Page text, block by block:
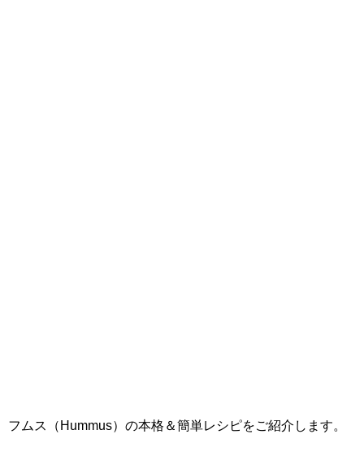
フムス（Hummus）の本格＆簡単レシピをご紹介します。